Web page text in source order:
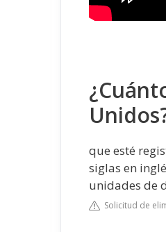
que esté
siglas en
unidades de
Solicitud de